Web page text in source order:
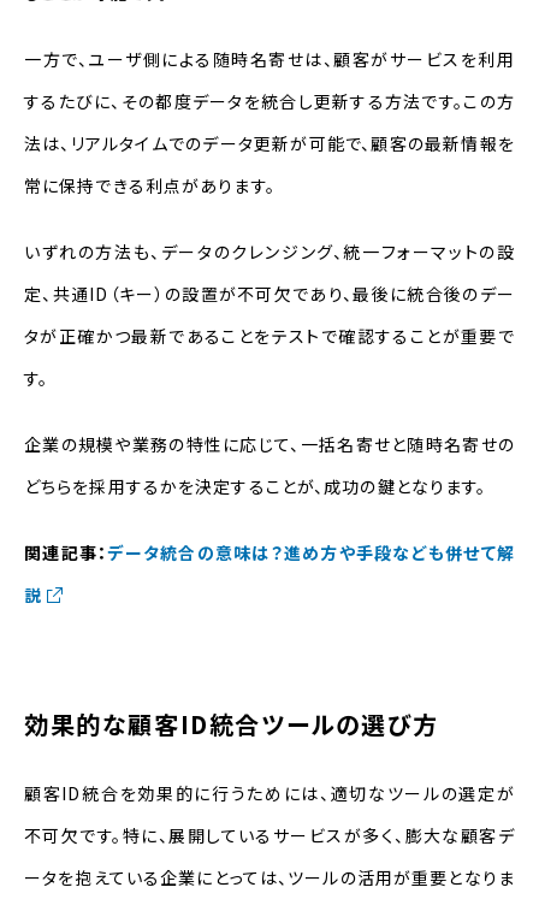
一方で、ユーザ側による随時名寄せは、顧客がサービスを利用
するたびに、その都度データを統合し更新する方法です。この方
法は、リアルタイムでのデータ更新が可能で、顧客の最新情報を
常に保持できる利点があります。
いずれの方法も、データのクレンジング、統一フォーマットの設
定、共通ID（キー）の設置が不可欠であり、最後に統合後のデー
タが正確かつ最新であることをテストで確認することが重要で
す。
企業の規模や業務の特性に応じて、一括名寄せと随時名寄せの
どちらを採用するかを決定することが、成功の鍵となります。
関連記事：データ統合の意味は？進め方や手段なども併せて解
説
効果的な顧客ID統合ツールの選び方
顧客ID統合を効果的に行うためには、適切なツールの選定が
不可欠です。特に、展開しているサービスが多く、膨大な顧客デ
ータを抱えている企業にとっては、ツールの活用が重要となりま